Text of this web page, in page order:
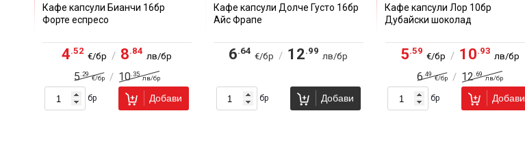
Кафе капсули Бианчи 16бр
Форте еспресо
4.52
€/бр / 8.84
лв/бр
5 .29
€/бр / 10 .35
лв/бр
бр Добави
Кафе капсули Долче Густо 16бр
Айс Фрапе
6.64
€/бр / 12.99
лв/бр
бр Добави
Кафе капсули Лор 10бр
Дубайски шоколад
5.59
€/бр / 10.93
лв/бр
6 .49
€/бр / 12 .69
лв/бр
бр Добави